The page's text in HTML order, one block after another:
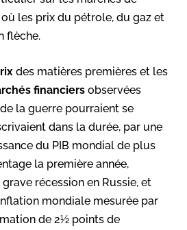
les prix du pétrole, du gaz et
flèche.
des matières premières et les
financiers observées
la guerre pourraient se
dans la durée, par une
du PIB mondial de plus
la première année,
récession en Russie, et
mondiale mesurée par
de 2½ points de